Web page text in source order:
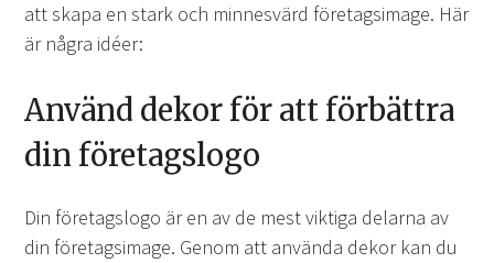
att skapa en stark och minnesvärd företagsimage. Här
är några idéer:
Använd dekor för att förbättra
din företagslogo
Din företagslogo är en av de mest viktiga delarna av
din företagsimage. Genom att använda dekor kan du